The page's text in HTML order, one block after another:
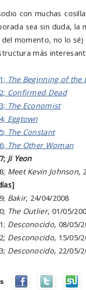
con muchas
sea sin duda, la
momento, no lo
más
The Beginning of the
Confirmed Dead
The Economist
Eggtown
The Constant
The Other Woman
Ji Yeon
Meet Kevin Johnson,
Bakir, 24/04/2008
The Outlier, 01/05/
Desconocido, 08/05/
Desconocido, 15/05/
Desconocido, 22/05/